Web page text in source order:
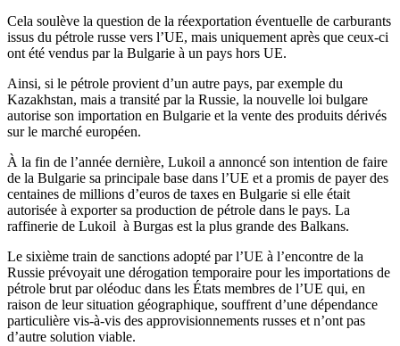
Cela soulève la question de la réexportation éventuelle de carburants
issus du pétrole russe vers l’UE, mais uniquement après que ceux-ci
ont été vendus par la Bulgarie à un pays hors UE.
Ainsi, si le pétrole provient d’un autre pays, par exemple du
Kazakhstan, mais a transité par la Russie, la nouvelle loi bulgare
autorise son importation en Bulgarie et la vente des produits dérivés
sur le marché européen.
À la fin de l’année dernière, Lukoil a annoncé son intention de faire
de la Bulgarie sa principale base dans l’UE et a promis de payer des
centaines de millions d’euros de taxes en Bulgarie si elle était
autorisée à exporter sa production de pétrole dans le pays. La
raffinerie de Lukoil à Burgas est la plus grande des Balkans.
Le sixième train de sanctions adopté par l’UE à l’encontre de la
Russie prévoyait une dérogation temporaire pour les importations de
pétrole brut par oléoduc dans les États membres de l’UE qui, en
raison de leur situation géographique, souffrent d’une dépendance
particulière vis-à-vis des approvisionnements russes et n’ont pas
d’autre solution viable.